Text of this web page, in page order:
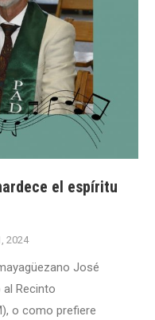
el espíritu
2024
José
al Recinto
o como prefiere